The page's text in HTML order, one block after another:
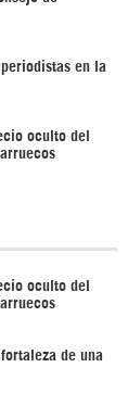
en la
oculto del
oculto del
de una